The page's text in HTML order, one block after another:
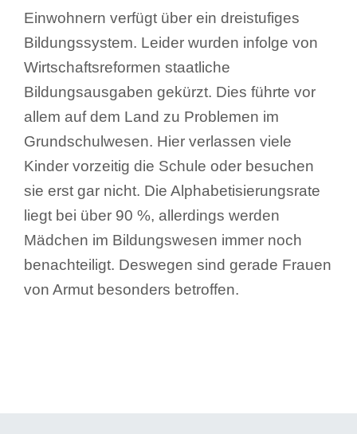
Einwohnern verfügt über ein dreistufiges
Bildungssystem. Leider wurden infolge von
Wirtschaftsreformen staatliche
Bildungsausgaben gekürzt. Dies führte vor
allem auf dem Land zu Problemen im
Grundschulwesen. Hier verlassen viele
Kinder vorzeitig die Schule oder besuchen
sie erst gar nicht. Die Alphabetisierungsrate
liegt bei über 90 %, allerdings werden
Mädchen im Bildungswesen immer noch
benachteiligt. Deswegen sind gerade Frauen
von Armut besonders betroffen.